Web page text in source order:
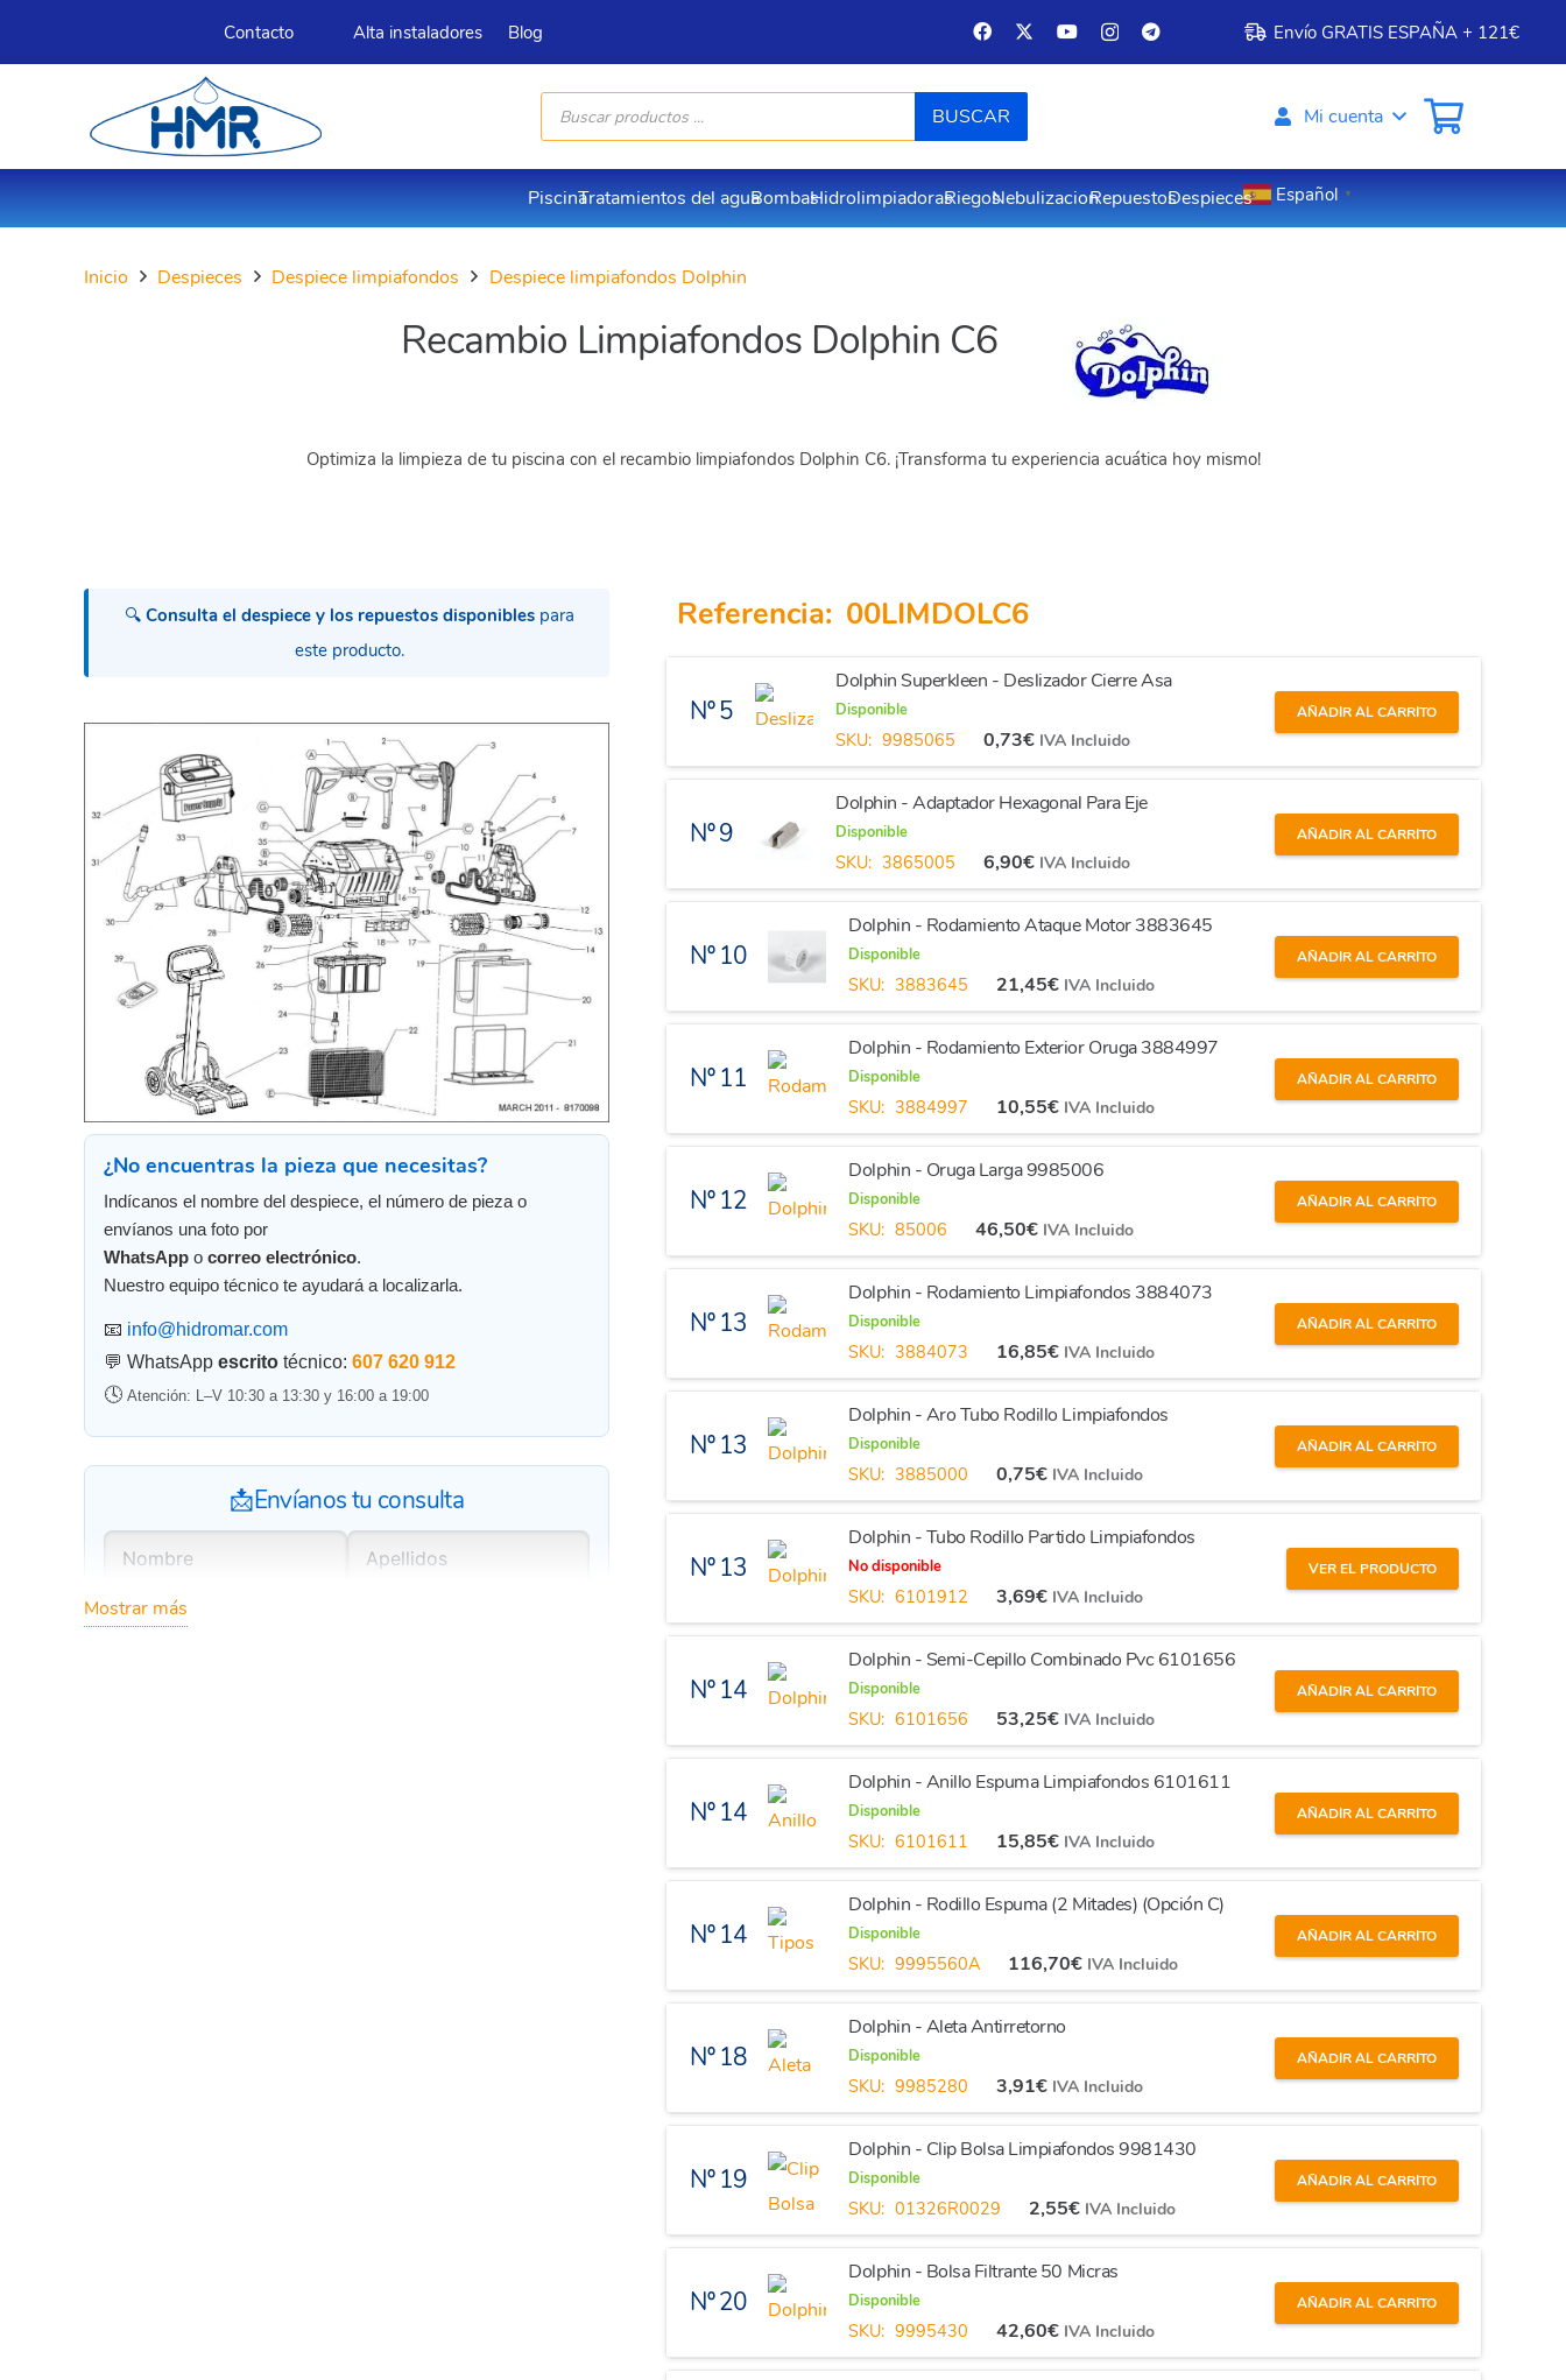
Contacto Alta instaladores Blog Envío GRATIS ESPAÑA + 121€
Búsqueda
productos
BUSCAR Mi cuenta
PiscinaTratamientos del aguaBombasHidrolimpiadorasRiegosNebulizacionRepuestosDespieces Español ▼
Inicio Despieces Despiece limpiafondos Despiece limpiafondos Dolphin
Recambio Limpiafondos Dolphin C6
Optimiza la limpieza de tu piscina con el recambio limpiafondos Dolphin C6. ¡Transforma tu experiencia acuática hoy mismo!
🔍 Consulta el despiece y los repuestos disponiblespara
este producto.
¿No encuentras la pieza que necesitas?
Indícanos el nombre del despiece, el número de pieza o
envíanos una foto por
WhatsApp o correo electrónico.
Nuestro equipo técnico te ayudará a localizarla.
📧 info@hidromar.com
💬 WhatsApp escrito técnico: 607 620 912
🕓 Atención: L–V 10:30 a 13:30 y 16:00 a 19:00
📩Envíanos tu consulta
Mostrar más
Referencia: 00LIMDOLC6
Nº 5
Dolphin Superkleen - Deslizador Cierre Asa
Disponible
SKU: 9985065 0,73€ IVA Incluido
AÑADIR AL CARRITO
Nº 9
Dolphin - Adaptador Hexagonal Para Eje
Disponible
SKU: 3865005 6,90€ IVA Incluido
AÑADIR AL CARRITO
Nº 10
Dolphin - Rodamiento Ataque Motor 3883645
Disponible
SKU: 3883645 21,45€ IVA Incluido
AÑADIR AL CARRITO
Nº 11
Dolphin - Rodamiento Exterior Oruga 3884997
Disponible
SKU: 3884997 10,55€ IVA Incluido
AÑADIR AL CARRITO
Nº 12
Dolphin - Oruga Larga 9985006
Disponible
SKU: 85006 46,50€ IVA Incluido
AÑADIR AL CARRITO
Nº 13
Dolphin - Rodamiento Limpiafondos 3884073
Disponible
SKU: 3884073 16,85€ IVA Incluido
AÑADIR AL CARRITO
Nº 13
Dolphin - Aro Tubo Rodillo Limpiafondos
Disponible
SKU: 3885000 0,75€ IVA Incluido
AÑADIR AL CARRITO
Nº 13
Dolphin - Tubo Rodillo Partido Limpiafondos
No disponible
SKU: 6101912 3,69€ IVA Incluido
VER EL PRODUCTO
Nº 14
Dolphin - Semi-Cepillo Combinado Pvc 6101656
Disponible
SKU: 6101656 53,25€ IVA Incluido
AÑADIR AL CARRITO
Nº 14
Dolphin - Anillo Espuma Limpiafondos 6101611
Disponible
SKU: 6101611 15,85€ IVA Incluido
AÑADIR AL CARRITO
Nº 14
Dolphin - Rodillo Espuma (2 Mitades) (Opción C)
Disponible
SKU: 9995560A 116,70€ IVA Incluido
AÑADIR AL CARRITO
Nº 18
Dolphin - Aleta Antirretorno
Disponible
SKU: 9985280 3,91€ IVA Incluido
AÑADIR AL CARRITO
Nº 19
Dolphin - Clip Bolsa Limpiafondos 9981430
Disponible
SKU: 01326R0029 2,55€ IVA Incluido
AÑADIR AL CARRITO
Nº 20
Dolphin - Bolsa Filtrante 50 Micras
Disponible
SKU: 9995430 42,60€ IVA Incluido
AÑADIR AL CARRITO